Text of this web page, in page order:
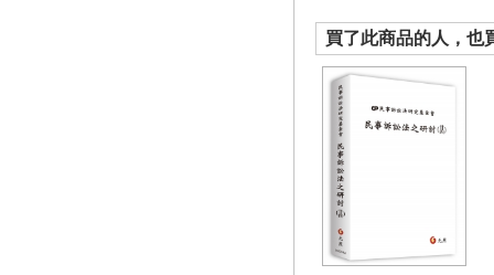
買了此商品的人，也